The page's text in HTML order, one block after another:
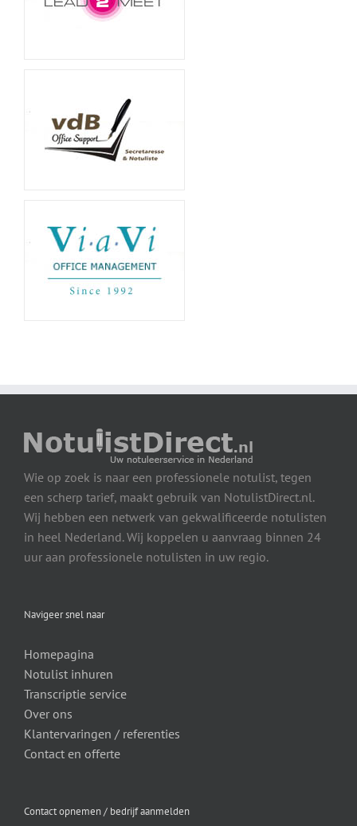
Wie op zoek is naar een professionele notulist, tegen
een scherp tarief, maakt gebruik van NotulistDirect.nl.
Wij hebben een netwerk van gekwalificeerde notulisten
in heel Nederland. Wij koppelen u aanvraag binnen 24
uur aan professionele notulisten in uw regio.
Navigeer snel naar
Homepagina
Notulist inhuren
Transcriptie service
Over ons
Klantervaringen / referenties
Contact en offerte
Contact opnemen / bedrijf aanmelden